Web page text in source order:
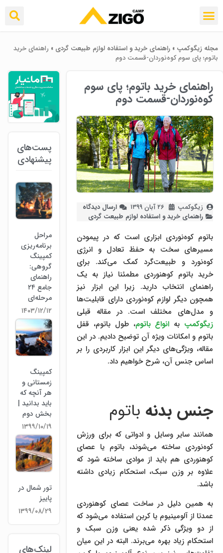
مجله زیگوکمپ » راهنمای خرید و استفاده لوازم طبیعت ‌گردی » راهنمای خرید
باتوم؛ پای سوم کوه‌نوردان-قسمت دوم
راهنمای خرید باتوم؛ پای سوم
کوه‌نوردان-قسمت دوم
زیگوکمپ ۲۶ آبان ۱۳۹۹
ارسال دیدگاه
راهنمای خرید و استفاده لوازم طبیعت ‌گردی
باتوم کوه‌نوردی ابزاری است که در پیمودن
مسیرهای سخت به حفظ تعادل و انرژی
کوه‌نورد و طبیعت‌گرد کمک می‌کند. برای
خرید باتوم کوهنوردی مطمئنا نیاز به یک
راهنمای انتخاب دارید. زیرا این ابزار نیز
همچون دیگر لوازم کوه‌نوردی دارای قابلیت‌ها
و مدل‌های مختلف است. در مقاله قبلی
زیگوکمپ به انواع باتوم، طول باتوم، قفل
باتوم و امکانات ویژه آن توضیح دادیم. در این
مقاله، ویژگی‌های دیگر این ابزار کاربردی را بر
اساس جنس آن، شرح خواهیم داد.
جنس بدنه باتوم
همانند سایر وسایل و ادواتی که برای ورزش
کوه‌نوردی ساخته می‌شوند، باتوم یا عصای
کو‌هنوردی هم باید از موادی ساخته شود که
علاوه بر وزن سبک، استحکام زیادی داشته
باشد.
به همین دلیل در ساخت عصای کو‌هنوردی
عمدتا از آلومینیوم یا کربن استفاده می‌شود که
از دو ویژگی ذکر شده یعنی وزن سبک و
استحکام زیاد بهره می‌برند. البته در این میان
پست‌های
پیشنهادی
مراحل
برنامه‌ریزی
کمپینگ
گروهی:
راهنمای
جامع ۲۴
مرحله‌ای
۱۴۰۳/۱۲/۱۲
کمپینگ
زمستانی و
هر آنچه که
باید بدانید |
بخش دوم
۱۳۹۹/۱۰/۱۹
تور شمال در
پاییز
۱۳۹۹/۰۸/۲۹
لینک‌های